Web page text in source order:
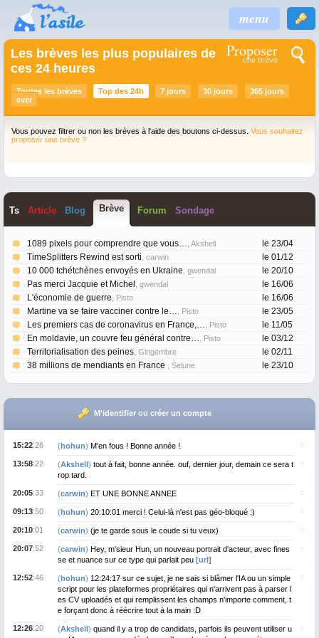
menu
Proposer
une brève
Les brèves les plus populaires de
ces 24 heures
Toutes les brèves Top des 24h 7 jours 30 jours
365 jours
ever
Vous pouvez filtrer ou non les brèves à l'aide des boutons ci-dessus. Vous souhaitez
proposer une brève ?
Ts Article Blog Brève Forum Sondage
le 23/04
1089 pixels pour comprendre que vous… , Akshell
le 01/12
TimeSplitters Rewind est sorti , carwin
le 20/10
10 000 tchétchènes envoyés en Ukraine , gwendal
le 16/06
Pas merci Jacquie et Michel , gwendal
le 16/06
L'économie de guerre , Pisto
le 23/05
Martine va se faire vacciner contre le… , Pisto
le 11/05
Les premiers cas de coronavirus en France,… , Pisto
le 03/12
En moldavie, un couvre feu général contre… , Pisto
le 02/11
Territorialisation des peines , Gingembre
le 23/10
38 millions de mendiants en France , Selune
M'identifierou créer un compte
15:22:26 (hohun) M'en fous ! Bonne année !
13:58:22 (Akshell) tout à fait, bonne année. ouf, dernier jour, demain ce sera t
rop tard.
20:05:33 (carwin) ET UNE BONNE ANNEE
09:13:50 (hohun) 20:10:01 merci ! Celui-là n'est pas géo-bloqué :)
20:10:01 (carwin) (je te garde sous le coude si tu veux)
20:07:52 (carwin) Hey, m'sieur Hun, un nouveau portrait d'acteur, avec fines
se et nuance sur ce type qui parlait peu [url]
12:52:46 (hohun) 12:24:17 sur ce sujet, je ne sais si blâmer l'IA ou un simple
script pour les plateformes propriétaires qui n'arrivent pas à parser l
es CV uploadés et qui remplissent les champs n'importe comment, t
e forçant donc à réécrire tout à la main :D
12:26:20 (Akshell) quand il y a trop de candidats, parfois ils peuvent utiliser u